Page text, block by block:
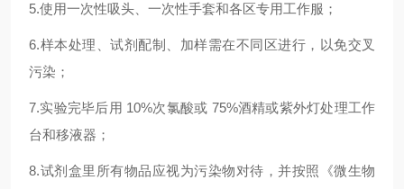
5.使用一次性吸头、一次性手套和各区专用工作服；
6.样本处理、试剂配制、加样需在不同区进行，以免交叉
污染；
7.实验完毕后用 10%次氯酸或 75%酒精或紫外灯处理工作
台和移液器；
8.试剂盒里所有物品应视为污染物对待，并按照《微生物